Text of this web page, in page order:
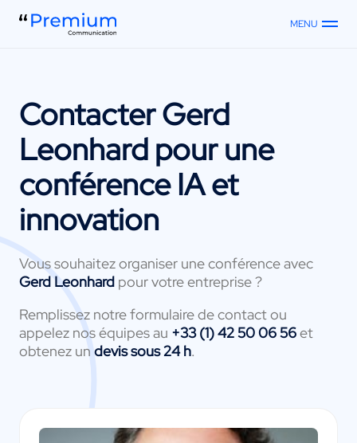
MENU
ContacterGerd
Leonhardpour une
conférence IA et
innovation
Vous souhaitez organiser une conférence avec
Gerd Leonhard pour votre entreprise ?
Remplissez notre formulaire de contact ou
appelez nos équipes au +33 (1) 42 50 06 56et
obtenez undevis sous 24 h.